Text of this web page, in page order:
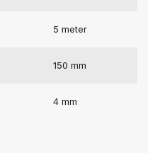
5 meter
150 mm
4 mm